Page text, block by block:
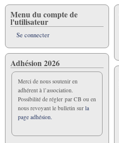
Menu du compte de
l'utilisateur
Se connecter
Adhésion 2026
Merci de nous soutenir en
adhérent à l’association.
Possibilité de régler par CB ou en
nous revoyant le bulletin sur la
page adhésion.